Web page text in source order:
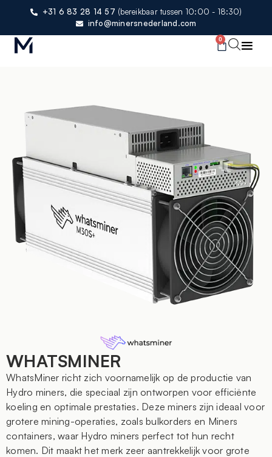
+31 6 83 28 14 57 (bereikbaar tussen 10:00 - 18:30)
info@minersnederland.com
0
WHATSMINER
WhatsMiner richt zich voornamelijk op de productie van
Hydro miners, die speciaal zijn ontworpen voor efficiënte
koeling en optimale prestaties. Deze miners zijn ideaal voor
grotere mining-operaties, zoals bulkorders en Miners
containers, waar Hydro miners perfect tot hun recht
komen. Dit maakt het merk zeer aantrekkelijk voor grote